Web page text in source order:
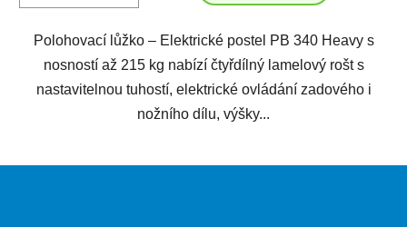
Polohovací lůžko – Elektrické postel PB 340 Heavy s
nosností až 215 kg nabízí čtyřdílný lamelový rošt s
nastavitelnou tuhostí, elektrické ovládání zadového i
nožního dílu, výšky...